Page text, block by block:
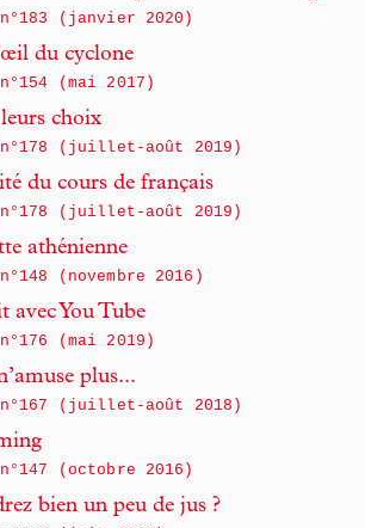
(janvier 2020)
du cyclone
(mai 2017)
choix
(juillet-août 2019)
du cours de français
(juillet-août 2019)
athénienne
(novembre 2016)
avec You Tube
(mai 2019)
plus...
(juillet-août 2018)
(octobre 2016)
bien un peu de jus ?